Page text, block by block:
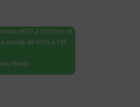
de 8h30 à 12h30 et de
samedi de 8h30 à 12h.
Rouge